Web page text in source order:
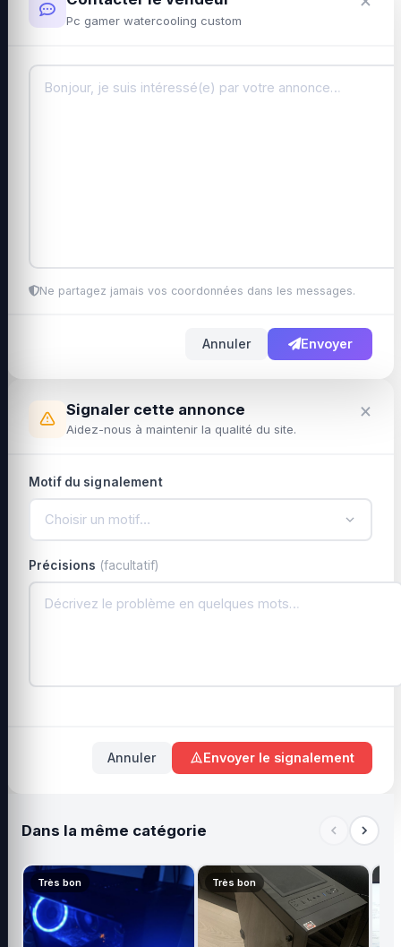
Pc gamer watercooling custom
Ne partagez jamais vos coordonnées dans les messages.
Annuler Envoyer
Signaler cette annonce
Aidez-nous à maintenir la qualité du site.
×
Motif du signalement
Choisir un motif…
Précisions (facultatif)
Annuler Envoyer le signalement
Dans la même catégorie
Très bon Très bon